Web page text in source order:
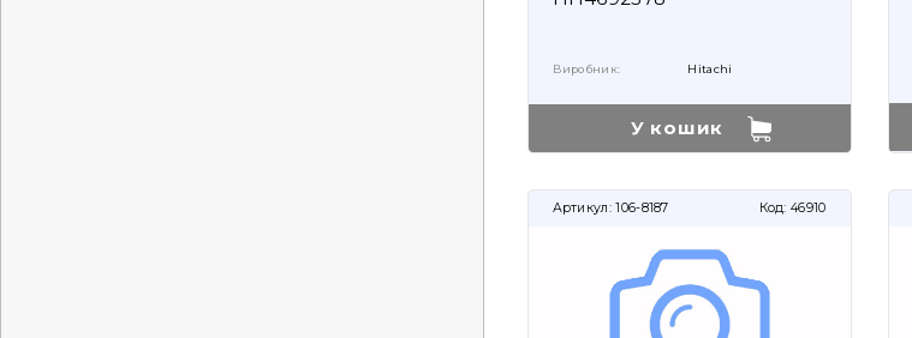
Виробник: Hitachi
У кошик
Артикул: 106-8187 Код: 46910